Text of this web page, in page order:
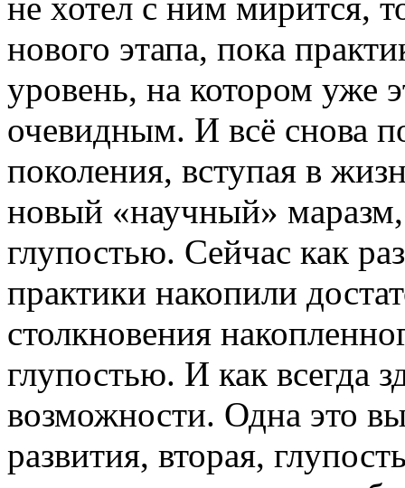
нового этапа, пока
уровень, на котором уже
очевидным. И всё снова
поколения, вступая в
новый «научный»
глупостью. Сейчас как
практики накопили
столкновения
глупостью. И как всегда
возможности. Одна это
развития, вторая,